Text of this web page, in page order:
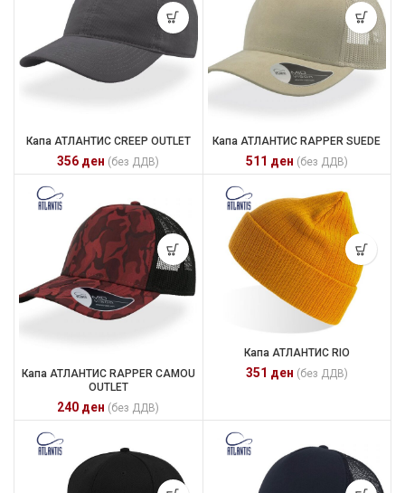
Капа АТЛАНТИС CREEP OUTLET
356 ден (без ДДВ)
Капа АТЛАНТИС RAPPER SUEDE
511 ден (без ДДВ)
Капа АТЛАНТИС RAPPER CAMOU
OUTLET
240 ден (без ДДВ)
Капа АТЛАНТИС RIO
351 ден (без ДДВ)